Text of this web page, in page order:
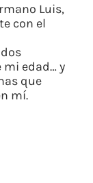
Luis,
con el
mi edad… y
que
mí.